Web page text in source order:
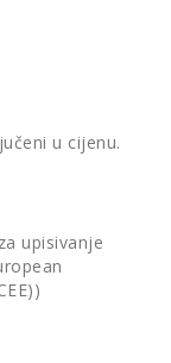
u cijenu.
upisivanje